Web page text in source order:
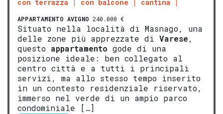
con terrazza
con balcone cantina
APPARTAMENTO AVIGNO 240.000 €
Situato nella località di Masnago, una
delle zone più apprezzate di Varese,
questo appartamento gode di una
posizione ideale: ben collegato al
centro città e a tutti i principali
servizi, ma allo stesso tempo inserito
in un contesto residenziale riservato,
immerso nel verde di un ampio parco
condominiale […]